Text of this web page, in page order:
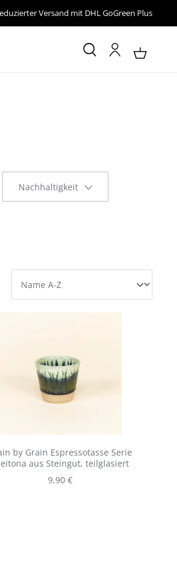
Versand mit DHL GoGreen Plus
Nachhaltigkeit
by Grain Espressotasse Serie
aus Steingut, teilglasiert
Regulärer Preis:
9,90 €